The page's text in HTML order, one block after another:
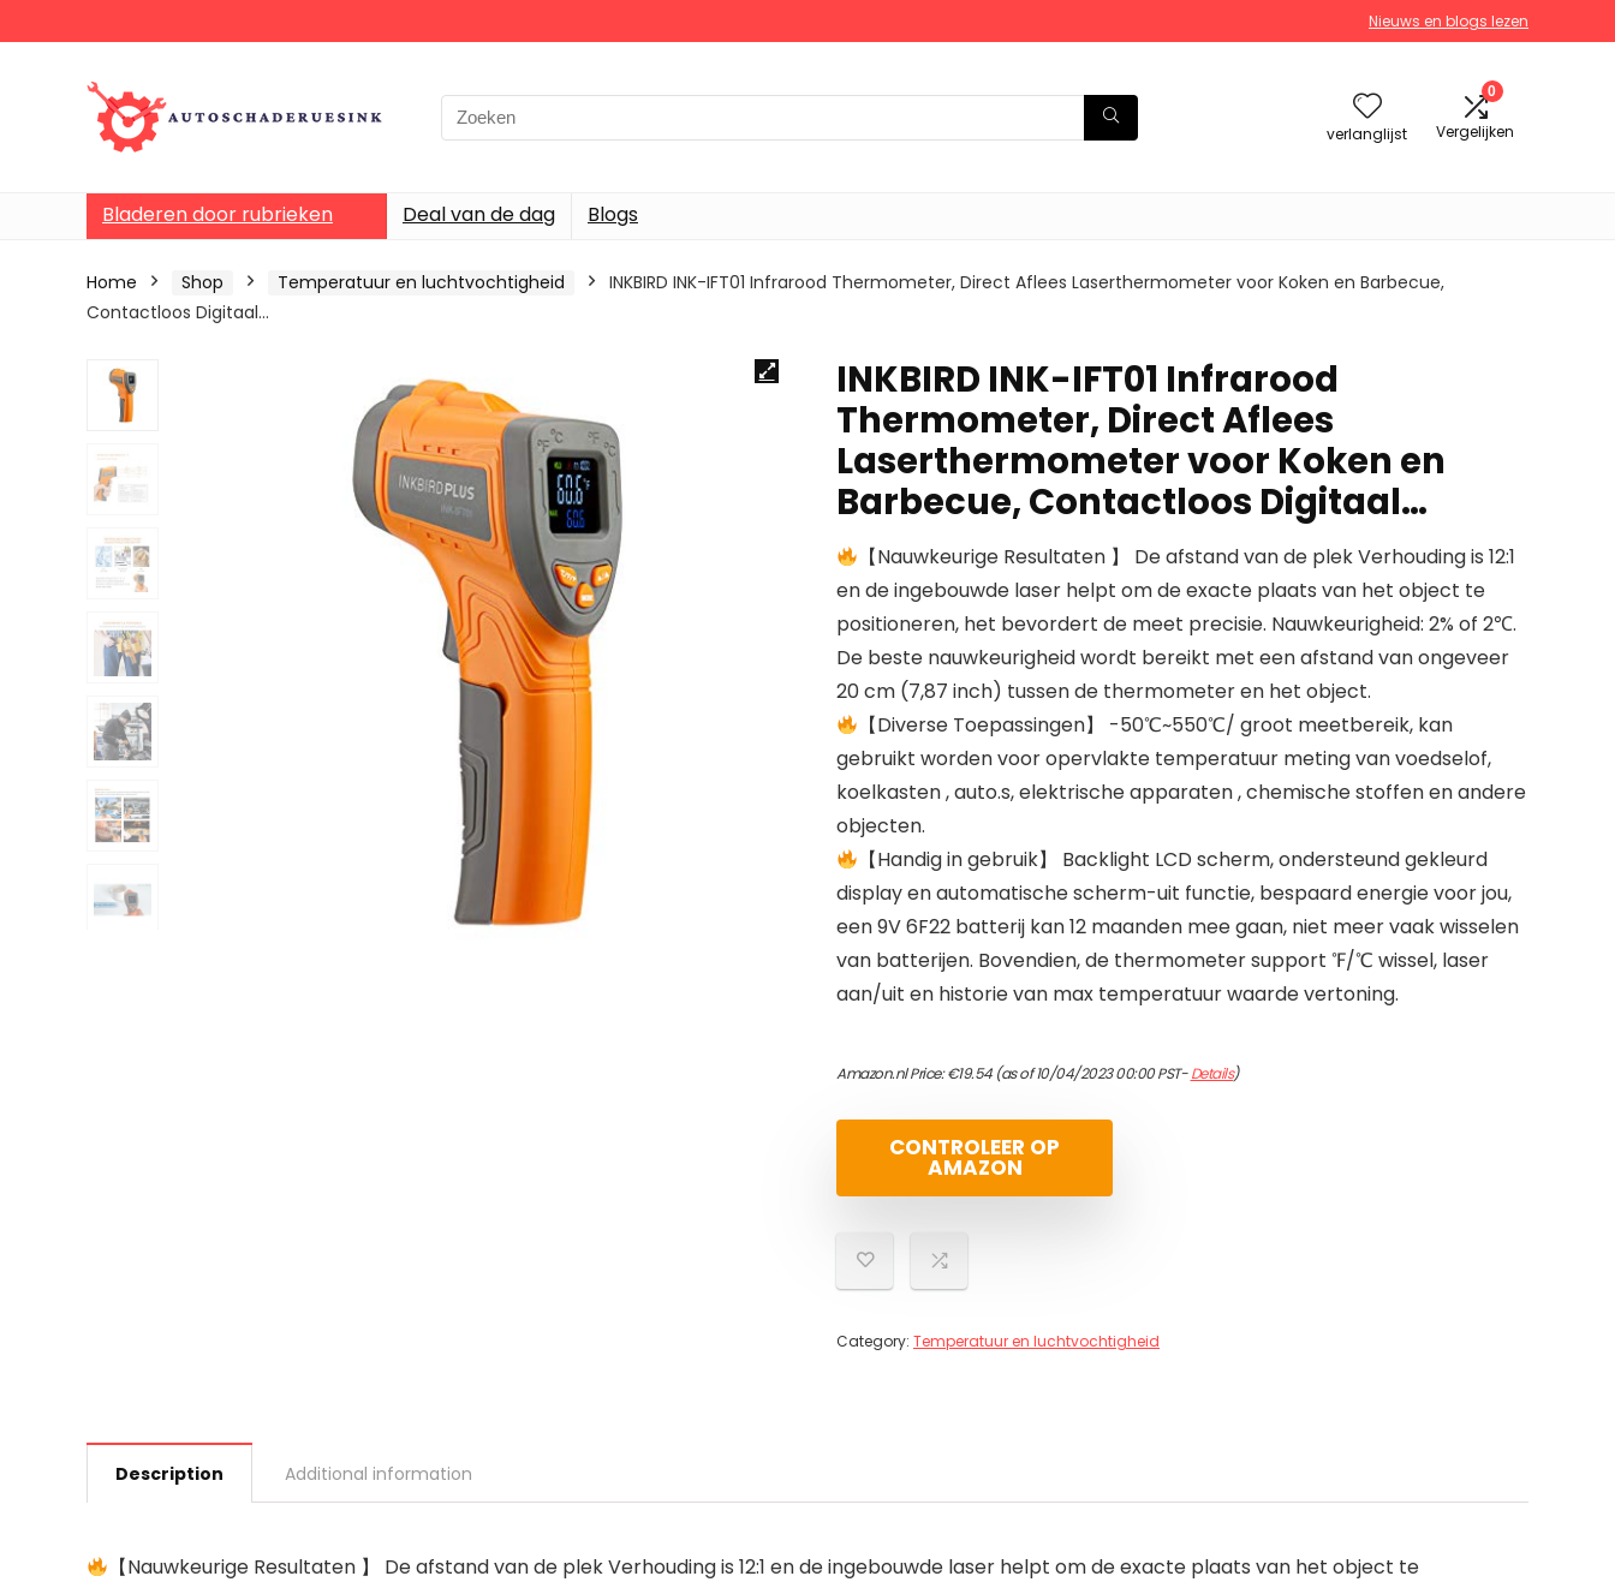
Nieuws en blogs lezen
verlanglijst
0
Vergelijken
Bladeren door rubrieken Deal van de dag Blogs
Home Shop Temperatuur en luchtvochtigheid
INKBIRD INK-IFT01 Infrarood Thermometer, Direct Aflees Laserthermometer voor Koken en Barbecue,
Contactloos Digitaal…
INKBIRD INK-IFT01 Infrarood
Thermometer, Direct Aflees
Laserthermometer voor Koken en
Barbecue, Contactloos Digitaal…
【Nauwkeurige Resultaten 】 De afstand van de plek Verhouding is 12:1
en de ingebouwde laser helpt om de exacte plaats van het object te
positioneren, het bevordert de meet precisie. Nauwkeurigheid: 2% of 2℃.
De beste nauwkeurigheid wordt bereikt met een afstand van ongeveer
20 cm (7,87 inch) tussen de thermometer en het object.
【Diverse Toepassingen】 -50℃~550℃/ groot meetbereik, kan
gebruikt worden voor opervlakte temperatuur meting van voedselof,
koelkasten , auto.s, elektrische apparaten , chemische stoffen en andere
objecten.
【Handig in gebruik】 Backlight LCD scherm, ondersteund gekleurd
display en automatische scherm-uit functie, bespaard energie voor jou,
een 9V 6F22 batterij kan 12 maanden mee gaan, niet meer vaak wisselen
van batterijen. Bovendien, de thermometer support ℉/℃ wissel, laser
aan/uit en historie van max temperatuur waarde vertoning.
Amazon.nl Price:€19.54(as of 10/04/2023 00:00 PST-Details)
CONTROLEER OP
AMAZON
Category: Temperatuur en luchtvochtigheid
Description Additional information
【Nauwkeurige Resultaten 】 De afstand van de plek Verhouding is 12:1 en de ingebouwde laser helpt om de exacte plaats van het object te